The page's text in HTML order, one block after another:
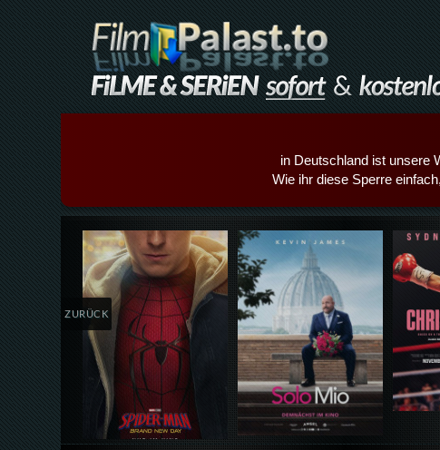
in Deutschland ist unsere
Wie ihr diese Sperre
Details,Play Details,Play
ZURÜCK